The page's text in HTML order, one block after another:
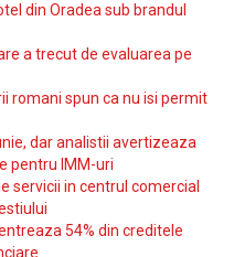
din Oradea sub brandul
a trecut de evaluarea pe
romani spun ca nu isi permit
dar analistii avertizeaza
pentru IMM-uri
servicii in centrul comercial
54% din creditele